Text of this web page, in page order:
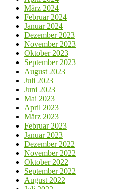
März 2024
Februar 2024
Januar 2024
Dezember 2023
November 2023
Oktober 2023
September 2023
August 2023
Juli 2023
Juni 2023
Mai 2023
April 2023
März 2023
Februar 2023
Januar 2023
Dezember 2022
November 2022
Oktober 2022
September 2022
August 2022